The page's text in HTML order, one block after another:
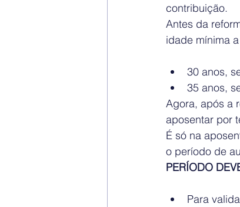
contribuição.
Antes da
idade mínima
30 anos,
35 anos,
Agora, após a
aposentar por
É só na
o período de
PERÍODO
Para